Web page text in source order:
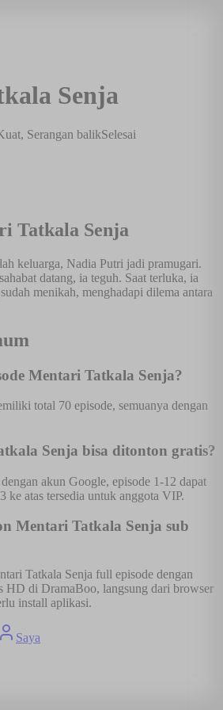
Senja
Serangan balikSelesai
Tatkala Senja
keluarga, Nadia Putri jadi pramugari.
datang, ia teguh. Saat terluka, ia
menikah, menghadapi dilema antara
Mentari Tatkala Senja?
total 70 episode, semuanya dengan
Senja bisa ditonton gratis?
akun Google, episode 1-12 dapat
ke atas tersedia untuk anggota VIP.
Mentari Tatkala Senja sub
Tatkala Senja full episode dengan
HD di DramaBoo, langsung dari browser
install aplikasi.
Saya